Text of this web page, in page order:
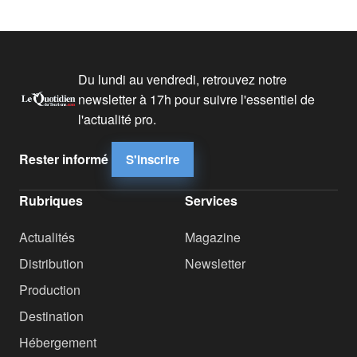
Du lundi au vendredi, retrouvez notre
newsletter à 17h pour suivre l'essentiel de
l'actualité pro.
Rester informé S'inscrire
Rubriques
Actualités
Distribution
Production
Destination
Hébergement
Services
Magazine
Newsletter